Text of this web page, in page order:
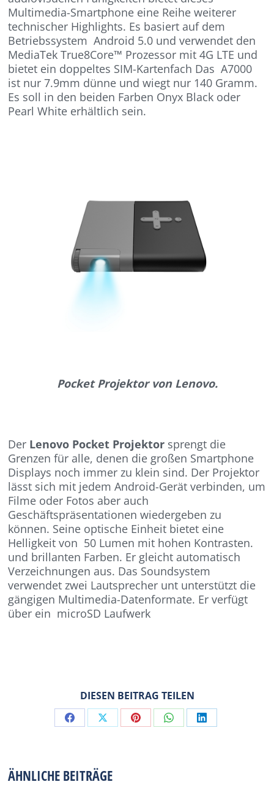
Multimedia-Smartphone eine Reihe weiterer
technischer Highlights. Es basiert auf dem
Betriebssystem Android 5.0 und verwendet den
MediaTek True8Core™ Prozessor mit 4G LTE und
bietet ein doppeltes SIM-Kartenfach Das A7000
ist nur 7.9mm dünne und wiegt nur 140 Gramm.
Es soll in den beiden Farben Onyx Black oder
Pearl White erhältlich sein.
Pocket Projektor von Lenovo.
Der Lenovo Pocket Projektor sprengt die
Grenzen für alle, denen die großen Smartphone
Displays noch immer zu klein sind. Der Projektor
lässt sich mit jedem Android-Gerät verbinden, um
Filme oder Fotos aber auch
Geschäftspräsentationen wiedergeben zu
können. Seine optische Einheit bietet eine
Helligkeit von 50 Lumen mit hohen Kontrasten.
und brillanten Farben. Er gleicht automatisch
Verzeichnungen aus. Das Soundsystem
verwendet zwei Lautsprecher unt unterstützt die
gängigen Multimedia-Datenformate. Er verfügt
über ein microSD Laufwerk
DIESEN BEITRAG TEILEN
Share Share Share Share Share
ÄHNLICHE BEITRÄGE